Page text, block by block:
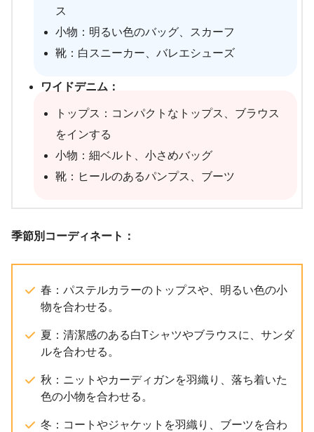
ス
小物：明るい色のバッグ、スカーフ
靴：白スニーカー、バレエシューズ
ワイドデニム：
トップス：コンパクトなトップス、ブラウス
をインする
小物：細ベルト、小さめバッグ
靴：ヒールのあるパンプス、ブーツ
季節別コーディネート：
春：パステルカラーのトップスや、明るい色の小
物を合わせる。
夏：清潔感のある白Tシャツやブラウスに、サンダ
ルを合わせる。
秋：ニットやカーディガンを羽織り、落ち着いた
色の小物を合わせる。
冬：コートやジャケットを羽織り、ブーツを合わ